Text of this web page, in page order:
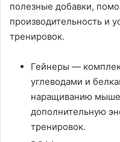
полезные добавки,
производительность и
тренировок.
Гейнеры —
углеводами и
наращиванию
дополнительную
тренировок.